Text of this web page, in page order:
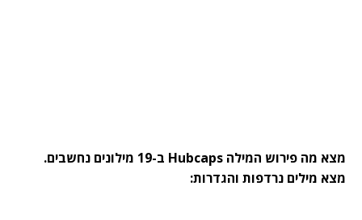
מצא מה פירוש המילה Hubcaps ב-19 מילונים נחשבים.
מצא מילים נרדפות והגדרות: